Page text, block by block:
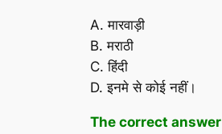
A. मारवाड़ी
B. मराठी
C. हिंदी
D. इनमे से कोई नहीं।
The correct answer